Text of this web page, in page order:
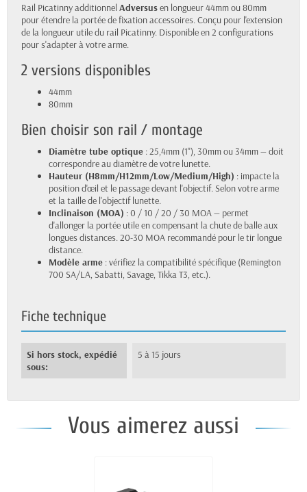
Rail Picatinny additionnel Adversusen longueur 44mm ou 80mm
pour étendre la portée de fixation accessoires. Conçu pour l'extension
de la longueur utile du rail Picatinny. Disponible en 2 configurations
pour s'adapter à votre arme.
2 versions disponibles
44mm
80mm
Bien choisir son rail / montage
Diamètre tube optique : 25,4mm (1"), 30mm ou 34mm — doit
correspondre au diamètre de votre lunette.
Hauteur (H8mm/H12mm/Low/Medium/High) : impacte la
position d'œil et le passage devant l'objectif. Selon votre arme
et la taille de l'objectif lunette.
Inclinaison (MOA) : 0 / 10 / 20 / 30 MOA — permet
d'allonger la portée utile en compensant la chute de balle aux
longues distances. 20-30 MOA recommandé pour le tir longue
distance.
Modèle arme : vérifiez la compatibilité spécifique (Remington
700 SA/LA, Sabatti, Savage, Tikka T3, etc.).
Fiche technique
Si hors stock, expédié
sous:
5 à 15 jours
Vous aimerez aussi